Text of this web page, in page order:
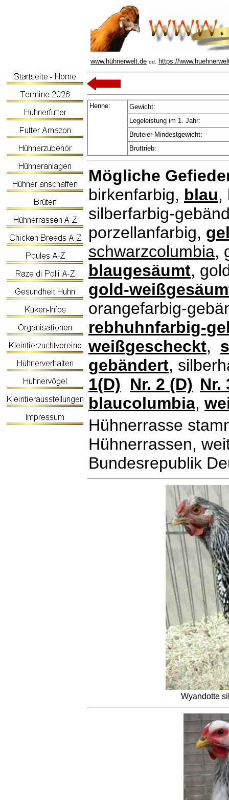
www.hühnerwelt.de od. https://
Henne:
Gewicht:
Legeleistung im 1. Jahr:
Bruteier-Mindestgewicht:
Bruttrieb:
Mögliche
birkenfarbig, blau,
silberfarbig-
porzellanfarbig,
schwarzcolumbia,
blaugesäumt,
gold-
orangefarbig-
rebhuhnfarbig-
weißgescheckt,
gebändert,
1(D)
Nr. 2 (D) Nr.
blaucolumbia,
Hühnerrasse
Hühnerrassen,
Bundesrepublik
Wyandotte